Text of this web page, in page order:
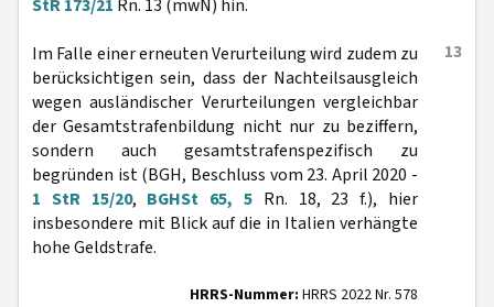
StR 173/21 Rn. 13 (mwN) hin.
13
Im Falle einer erneuten Verurteilung wird zudem zu
berücksichtigen sein, dass der Nachteilsausgleich
wegen ausländischer Verurteilungen vergleichbar
der Gesamtstrafenbildung nicht nur zu beziffern,
sondern auch gesamtstrafenspezifisch zu
begründen ist (BGH, Beschluss vom 23. April 2020 -
1 StR 15/20, BGHSt 65, 5 Rn. 18, 23 f.), hier
insbesondere mit Blick auf die in Italien verhängte
hohe Geldstrafe.
HRRS-Nummer: HRRS 2022 Nr. 578